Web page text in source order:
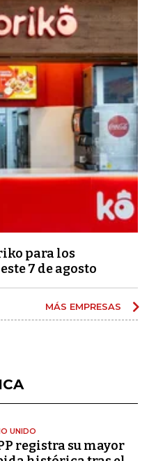
para los
7 de agosto
MÁS EMPRESAS
UNIDO
registra su mayor